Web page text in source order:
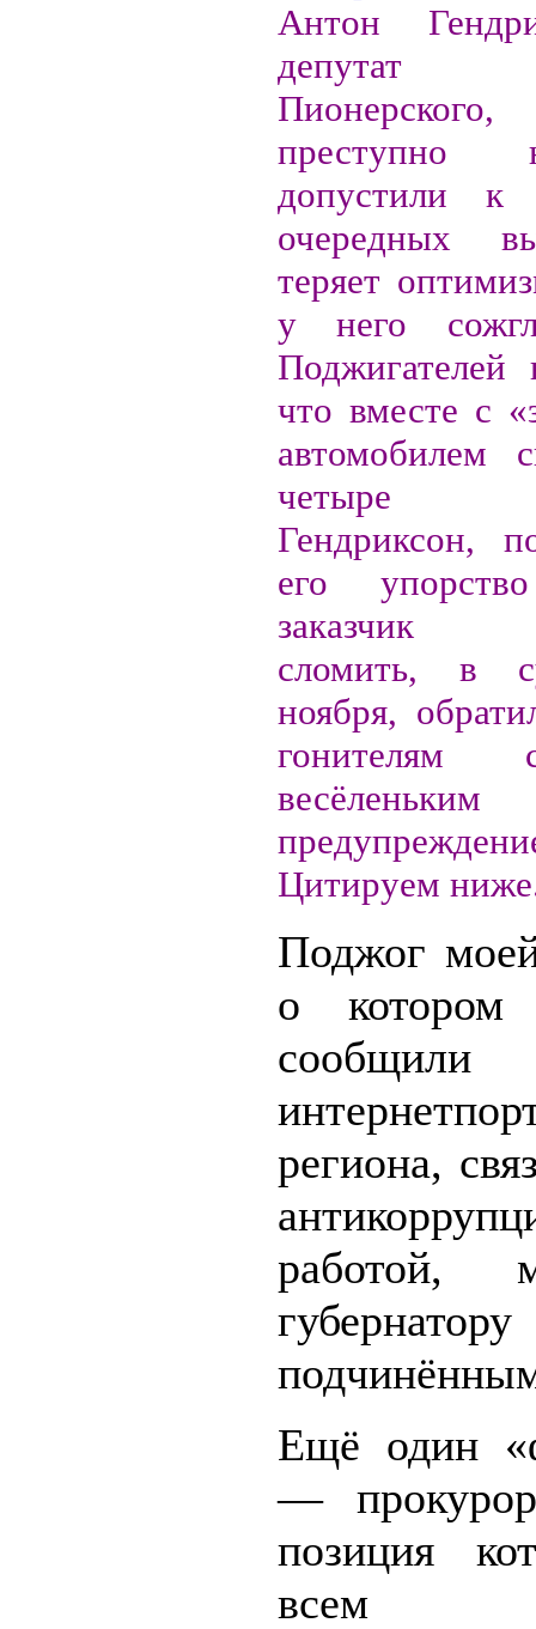
Антон
депутат
преступно
допустили к
очередных
теряет
у него
Поджигателей
что вместе с
автомобилем
четыре
Гендриксон,
его
заказчик
сломить, в
ноября,
гонителям
весёленьким
Цитируем
Поджог
о
региона,
работой,
Ещё один
—
позиция
всем